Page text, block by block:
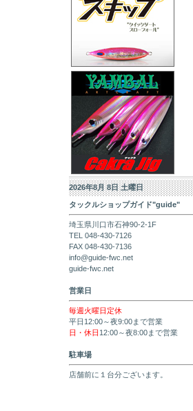
2026年8月 8日 土曜日
タックルショップガイド"guide"
埼玉県川口市石神90-2-1F
TEL 048-430-7126
FAX 048-430-7136
info@guide-fwc.net
guide-fwc.net
営業日
毎週火曜日定休
平日12:00～夜9:00まで営業
日・休日 12:00～夜8:00まで営業
駐車場
店舗前に１台分ございます。